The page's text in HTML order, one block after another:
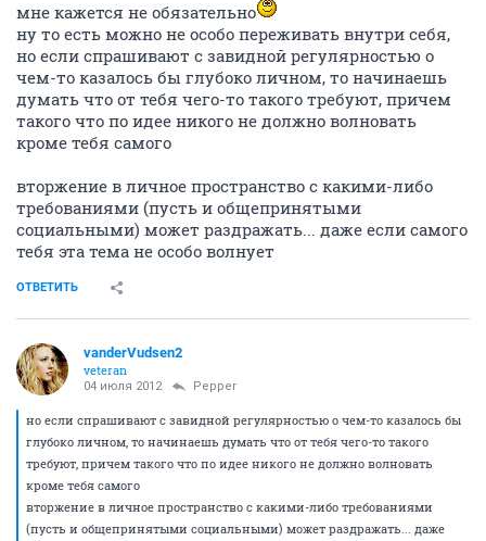
мне кажется не обязательно
ну то есть можно не особо переживать внутри себя,
но если спрашивают с завидной регулярностью о
чем-то казалось бы глубоко личном, то начинаешь
думать что от тебя чего-то такого требуют, причем
такого что по идее никого не должно волновать
кроме тебя самого
вторжение в личное пространство с какими-либо
требованиями (пусть и общепринятыми
социальными) может раздражать... даже если самого
тебя эта тема не особо волнует
ОТВЕТИТЬ
vanderVudsen2
veteran
04 июля 2012 Pepper
но если спрашивают с завидной регулярностью о чем-то казалось бы
глубоко личном, то начинаешь думать что от тебя чего-то такого
требуют, причем такого что по идее никого не должно волновать
кроме тебя самого
вторжение в личное пространство с какими-либо требованиями
(пусть и общепринятыми социальными) может раздражать... даже